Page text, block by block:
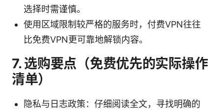
选择时需谨慎。
使用区域限制较严格的服务时，付费VPN往往
比免费VPN更可靠地解锁内容。
7. 选购要点（免费优先的实际操作
清单）
隐私与日志政策：仔细阅读全文，寻找明确的